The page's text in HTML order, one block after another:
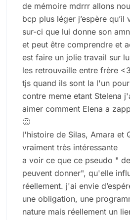
de mémoire mdrrr allons
bcp plus léger j’espère
sur-ci que lui donne son
et peut être comprendre et
est faire un jolie travail sur
les retrouvaille entre frère
tjs quand ils sont la l'un
contre meme etant Stelena
aimer comment Elena a
🙁
l'histoire de Silas, Amara et
vraiment très intéressante
a voir ce que ce pseudo "
peuvent donner", qu'elle
réellement. j'ai envie
une obligation, une
nature mais réellement un